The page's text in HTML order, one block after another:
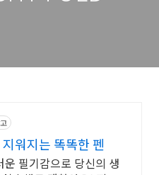
워지는 똑똑한 펜
필기감으로 당신의 생